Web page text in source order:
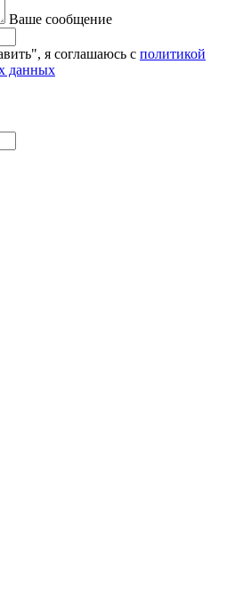
Ваше сообщение
я соглашаюсь с политикой
данных